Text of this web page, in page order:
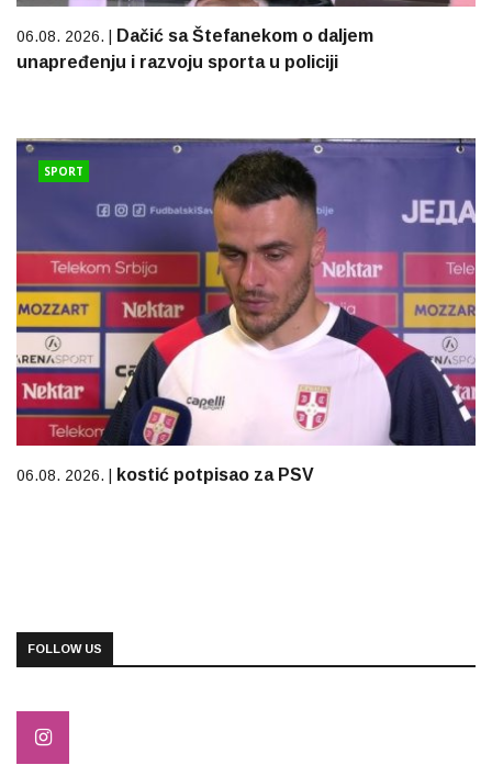
06.08. 2026. |
Dačić sa Štefanekom o daljem
unapređenju i razvoju sporta u policiji
SPORT
06.08. 2026. | kostić potpisao za PSV
FOLLOW US